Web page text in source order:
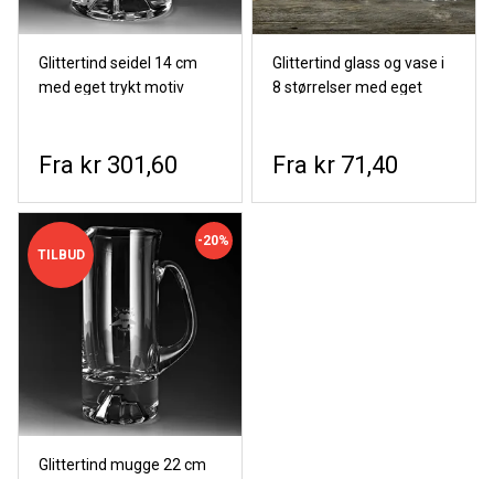
Glittertind seidel 14 cm
med eget trykt motiv
kr 301,60
Glittertind glass og vase i
8 størrelser med eget
kr 71,40
TILBUD
Glittertind mugge 22 cm
-20%